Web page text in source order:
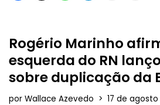
Rogério Marinho
esquerda do RN
sobre duplicação da
por Wallace Azevedo 17 de